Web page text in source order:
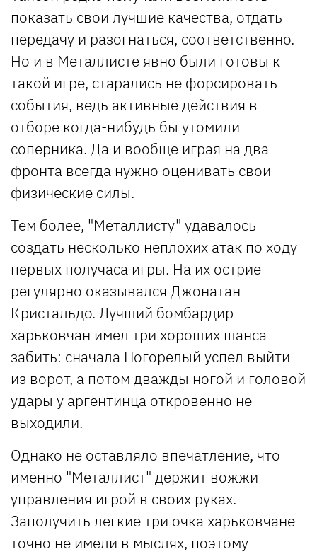
показать свои лучшие качества, отдать
передачу и разогнаться, соответственно.
Но и в Металлисте явно были готовы к
такой игре, старались не форсировать
события, ведь активные действия в
отборе когда-нибудь бы утомили
соперника. Да и вообще играя на два
фронта всегда нужно оценивать свои
физические силы.
Тем более, "Металлисту" удавалось
создать несколько неплохих атак по ходу
первых получаса игры. На их острие
регулярно оказывался Джонатан
Кристальдо. Лучший бомбардир
харьковчан имел три хороших шанса
забить: сначала Погорелый успел выйти
из ворот, а потом дважды ногой и головой
удары у аргентинца откровенно не
выходили.
Однако не оставляло впечатление, что
именно "Металлист" держит вожжи
управления игрой в своих руках.
Заполучить легкие три очка харьковчане
точно не имели в мыслях, поэтому